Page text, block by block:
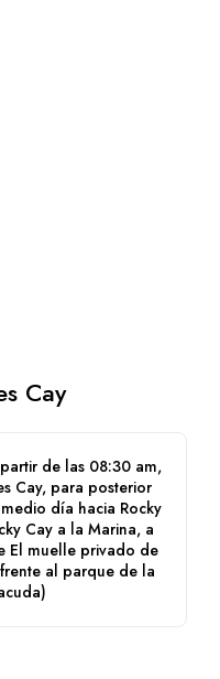
Cay
de las 08:30 am,
Cay, para posterior
día hacia Rocky
Cay a la Marina, a
El muelle privado de
al parque de la